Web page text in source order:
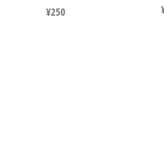
¥250